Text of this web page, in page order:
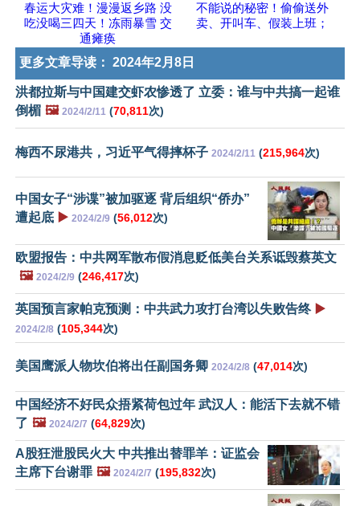
春运大灾难！漫漫返乡路 没
吃没喝三四天！冻雨暴雪 交
通瘫痪
不能说的秘密！偷偷送外
卖、开叫车、假装上班；
更多文章导读： 2024年2月8日
洪都拉斯与中国建交虾农惨透了 立委：谁与中共搞一起谁
倒楣 🖼️ 2024/2/11 (70,811次)
梅西不尿港共，习近平气得摔杯子 2024/2/11 (215,964次)
中国女子“涉谍”被加驱逐 背后组织“侨办”
遭起底 ▶️ 2024/2/9 (56,012次)
欧盟报告：中共网军散布假消息贬低美台关系诋毁蔡英文
🖼️ 2024/2/9 (246,417次)
英国预言家帕克预测：中共武力攻打台湾以失败告终 ▶️
2024/2/8 (105,344次)
美国鹰派人物坎伯将出任副国务卿 2024/2/8 (47,014次)
中国经济不好民众捂紧荷包过年 武汉人：能活下去就不错
了 🖼️ 2024/2/7 (64,829次)
A股狂泄股民火大 中共推出替罪羊：证监会
主席下台谢罪 🖼️ 2024/2/7 (195,832次)